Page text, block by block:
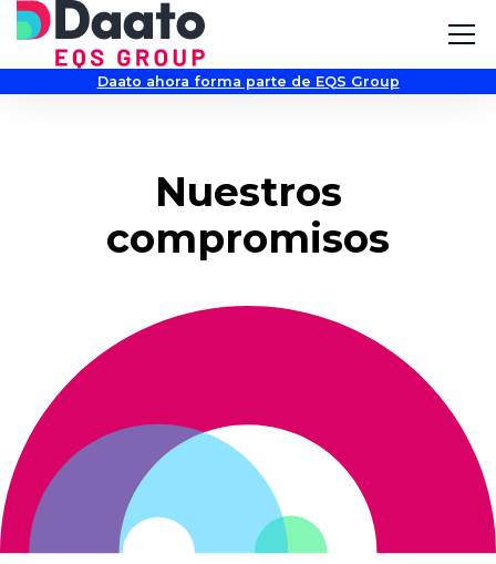
Daato ahora forma parte de EQS Group
Nuestros
compromisos